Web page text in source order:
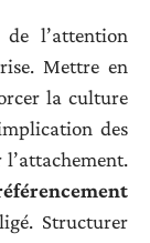
l’attention
Mettre en
la culture
des
Structurer